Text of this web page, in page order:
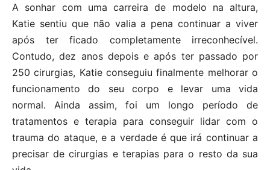
A sonhar com uma carreira de modelo na altura,
Katie sentiu que não valia a pena continuar a viver
após ter ficado completamente irreconhecível.
Contudo, dez anos depois e após ter passado por
250 cirurgias, Katie conseguiu finalmente melhorar o
funcionamento do seu corpo e levar uma vida
normal. Ainda assim, foi um longo período de
tratamentos e terapia para conseguir lidar com o
trauma do ataque, e a verdade é que irá continuar a
precisar de cirurgias e terapias para o resto da sua